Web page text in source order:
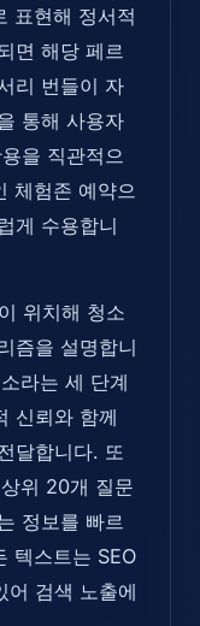
표현해 정서적
면 해당 페르
리 번들이 자
통해 사용자
을 직관적으
체험존 예약으
게 수용합니
위치해 청소
즘을 설명합니
라는 세 단계
신뢰와 함께
달합니다. 또
위 20개 질문
정보를 빠르
텍스트는 SEO
어 검색 노출에